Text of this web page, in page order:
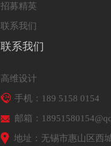
招募精英
联系我们
联系我们
高维设计
手机：189 5158 0154
邮箱：
地址：无锡市惠山区西